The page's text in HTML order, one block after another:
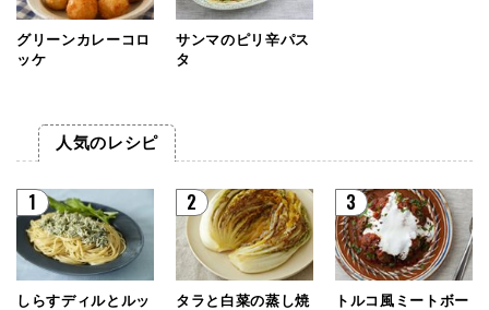
グリーンカレーコロ
ッケ
サンマのピリ辛パス
タ
人気のレシピ
1
しらすディルとルッ
2
タラと白菜の蒸し焼
3
トルコ風ミートボー